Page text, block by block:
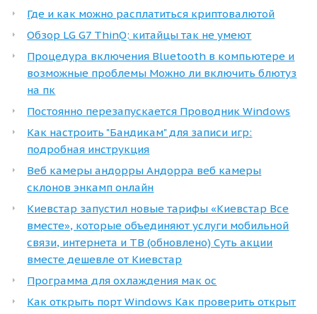
Где и как можно расплатиться криптовалютой
Обзор LG G7 ThinQ: китайцы так не умеют
Процедура включения Bluetooth в компьютере и
возможные проблемы Можно ли включить блютуз
на пк
Постоянно перезапускается Проводник Windows
Как настроить "Бандикам" для записи игр:
подробная инструкция
Веб камеры андорры Андорра веб камеры
склонов энкамп онлайн
Киевстар запустил новые тарифы «Киевстар Все
вместе», которые объединяют услуги мобильной
связи, интернета и ТВ (обновлено) Суть акции
вместе дешевле от Киевстар
Программа для охлаждения мак ос
Как открыть порт Windows Как проверить открыт